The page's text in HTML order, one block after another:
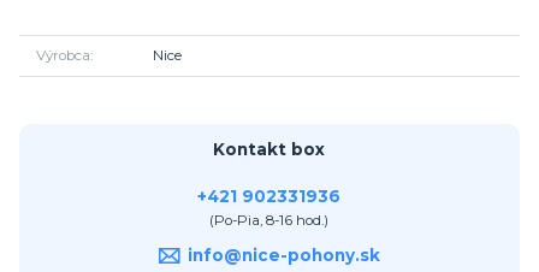
Výrobca Nice
Kontakt box
+421 902331936
(Po-Pia, 8-16 hod.)
info@nice-pohony.sk